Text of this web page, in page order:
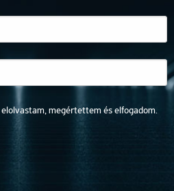
elolvastam, megértettem és elfogadom.